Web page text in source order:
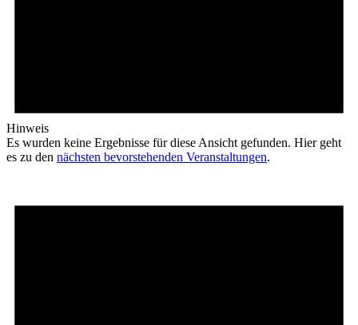
Hinweis
Es wurden keine Ergebnisse für diese Ansicht gefunden. Hier geht
es zu den nächsten bevorstehenden Veranstaltungen.